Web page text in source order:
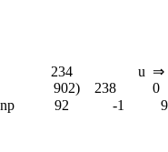
4 234 u
np 92 -1